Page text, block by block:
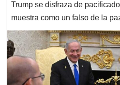
Trump se disfraza de
muestra como un falso de la